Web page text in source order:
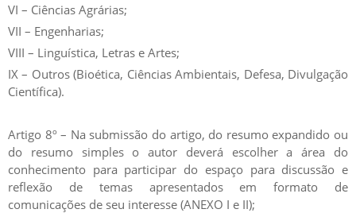
VI – Ciências Agrárias;
VII – Engenharias;
VIII – Linguística, Letras e Artes;
IX – Outros (Bioética, Ciências Ambientais, Defesa, Divulgação
Científica).
Artigo 8º – Na submissão do artigo, do resumo expandido ou
do resumo simples o autor deverá escolher a área do
conhecimento para participar do espaço para discussão e
reflexão de temas apresentados em formato de
comunicações de seu interesse (ANEXO I e II);